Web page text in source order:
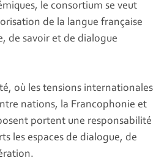
le consortium se veut
de la langue française
de savoir et de dialogue
où les tensions internationales
nations, la Francophonie et
portent une responsabilité
les espaces de dialogue, de